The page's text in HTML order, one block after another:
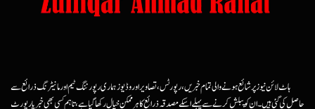
ہاٹ لائن نیوز پر شائع ہونے والی تمام خبریں، رپورٹس، تصاویر اور وڈیوز ہماری رپورٹنگ ٹیم اور مانیٹرنگ ذرائع سے
حاصل کی گئی ہیں۔ ان کو پبلش کرنے سے پہلے اسکے مصدقہ ذرائع کا ہرممکن خیال رکھا گیا ہے، تاہم کسی بھی خبر یا رپورٹ